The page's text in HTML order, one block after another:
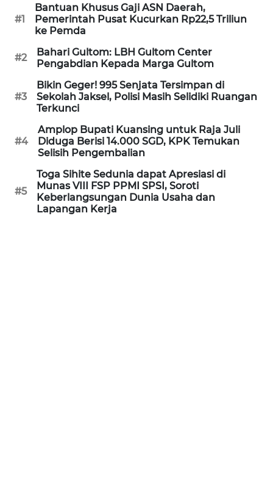
#1
Bantuan Khusus Gaji ASN Daerah,
Pemerintah Pusat Kucurkan Rp22,5 Triliun
ke Pemda
#2
Bahari Gultom: LBH Gultom Center
Pengabdian Kepada Marga Gultom
#3
Bikin Geger! 995 Senjata Tersimpan di
Sekolah Jaksel, Polisi Masih Selidiki Ruangan
Terkunci
#4
Amplop Bupati Kuansing untuk Raja Juli
Diduga Berisi 14.000 SGD, KPK Temukan
Selisih Pengembalian
#5
Toga Sihite Sedunia dapat Apresiasi di
Munas VIII FSP PPMI SPSI, Soroti
Keberlangsungan Dunia Usaha dan
Lapangan Kerja
WN
NTT
WN
KEPRI
WN
PAPUA
WN
PAPUA
BARAT
WN
RIAU